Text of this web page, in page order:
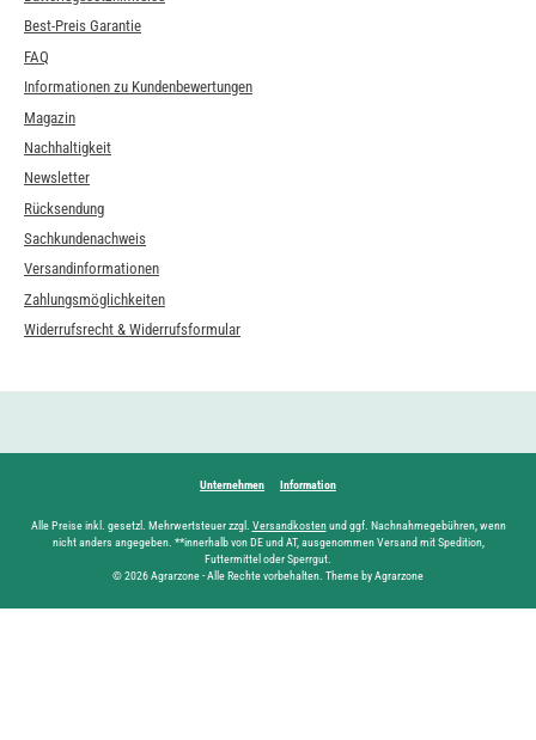
Best-Preis Garantie
FAQ
Informationen zu Kundenbewertungen
Magazin
Nachhaltigkeit
Newsletter
Rücksendung
Sachkundenachweis
Versandinformationen
Zahlungsmöglichkeiten
Widerrufsrecht & Widerrufsformular
Unternehmen Information
Alle Preise inkl. gesetzl. Mehrwertsteuer zzgl. Versandkostenund ggf. Nachnahmegebühren, wenn
nicht anders angegeben. **innerhalb von DE und AT, ausgenommen Versand mit Spedition,
Futtermittel oder Sperrgut.
© 2026 Agrarzone - Alle Rechte vorbehalten. Theme by Agrarzone